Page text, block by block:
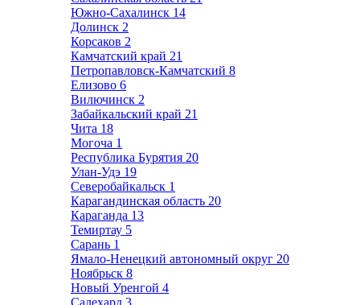
Южно-Сахалинск 14
Долинск 2
Корсаков 2
Камчатский край 21
Петропавловск-Камчатский 8
Елизово 6
Вилючинск 2
Забайкальский край 21
Чита 18
Могоча 1
Республика Бурятия 20
Улан-Удэ 19
Северобайкальск 1
Карагандинская область 20
Караганда 13
Темиртау 5
Сарань 1
Ямало-Ненецкий автономный округ 20
Ноябрьск 8
Новый Уренгой 4
Салехард 3